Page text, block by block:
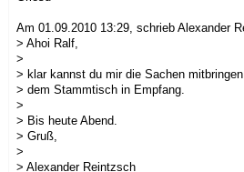
Am 01.09.2010 13:29, schrieb Alexander
> Ahoi Ralf,
>
> klar kannst du mir die Sachen
> dem Stammtisch in Empfang.
>
> Bis heute Abend.
> Gruß,
>
> Alexander Reintzsch